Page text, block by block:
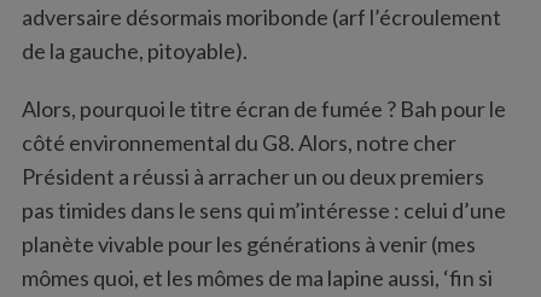
adversaire désormais moribonde (arf l’écroulement
de la gauche, pitoyable).
Alors, pourquoi le titre écran de fumée ? Bah pour le
côté environnemental du G8. Alors, notre cher
Président a réussi à arracher un ou deux premiers
pas timides dans le sens qui m’intéresse : celui d’une
planète vivable pour les générations à venir (mes
mômes quoi, et les mômes de ma lapine aussi, ‘fin si